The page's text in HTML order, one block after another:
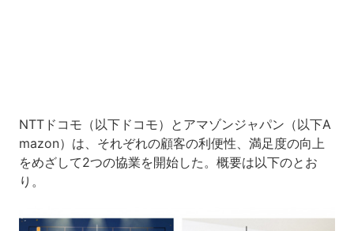
NTTドコモ（以下ドコモ）とアマゾンジャパン（以下A
mazon）は、それぞれの顧客の利便性、満足度の向上
をめざして2つの協業を開始した。概要は以下のとお
り。